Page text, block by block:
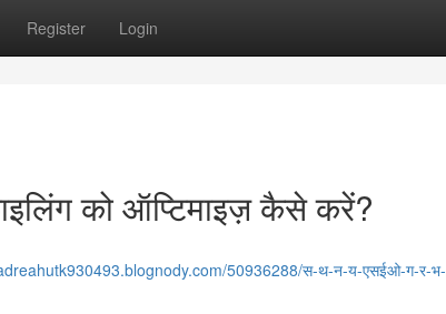
Register Login
को ऑप्टिमाइज़ कैसे करें?
50936288/स-थ-न-य-एसईओ-ग-र-भ-